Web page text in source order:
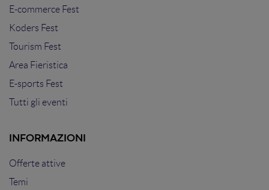
E-commerce Fest
Koders Fest
Tourism Fest
Area Fieristica
E-sports Fest
Tutti gli eventi
INFORMAZIONI
Offerte attive
Temi